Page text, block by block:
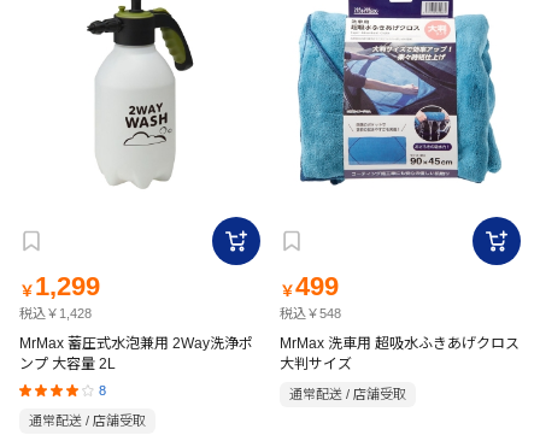
￥ 1,299
税込￥1,428
MrMax 蓄圧式水泡兼用 2Way洗浄ポ
ンプ 大容量 2L
8
通常配送 / 店舗受取
￥499
税込￥548
MrMax 洗車用 超吸水ふきあげクロス
大判サイズ
通常配送 / 店舗受取